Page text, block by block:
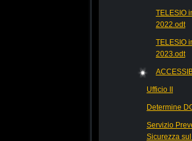
TELESIO
2022.odt
TELESIO
2023.odt
Ufficio II
Determine
Servizio
Sicurezza